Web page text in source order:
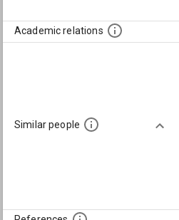
Academic relations
Similar people